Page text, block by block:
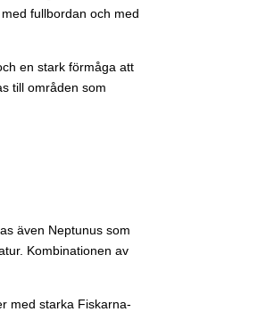
fullbordan och med
en stark förmåga att
till områden som
även Neptunus som
Kombinationen av
med starka Fiskarna-